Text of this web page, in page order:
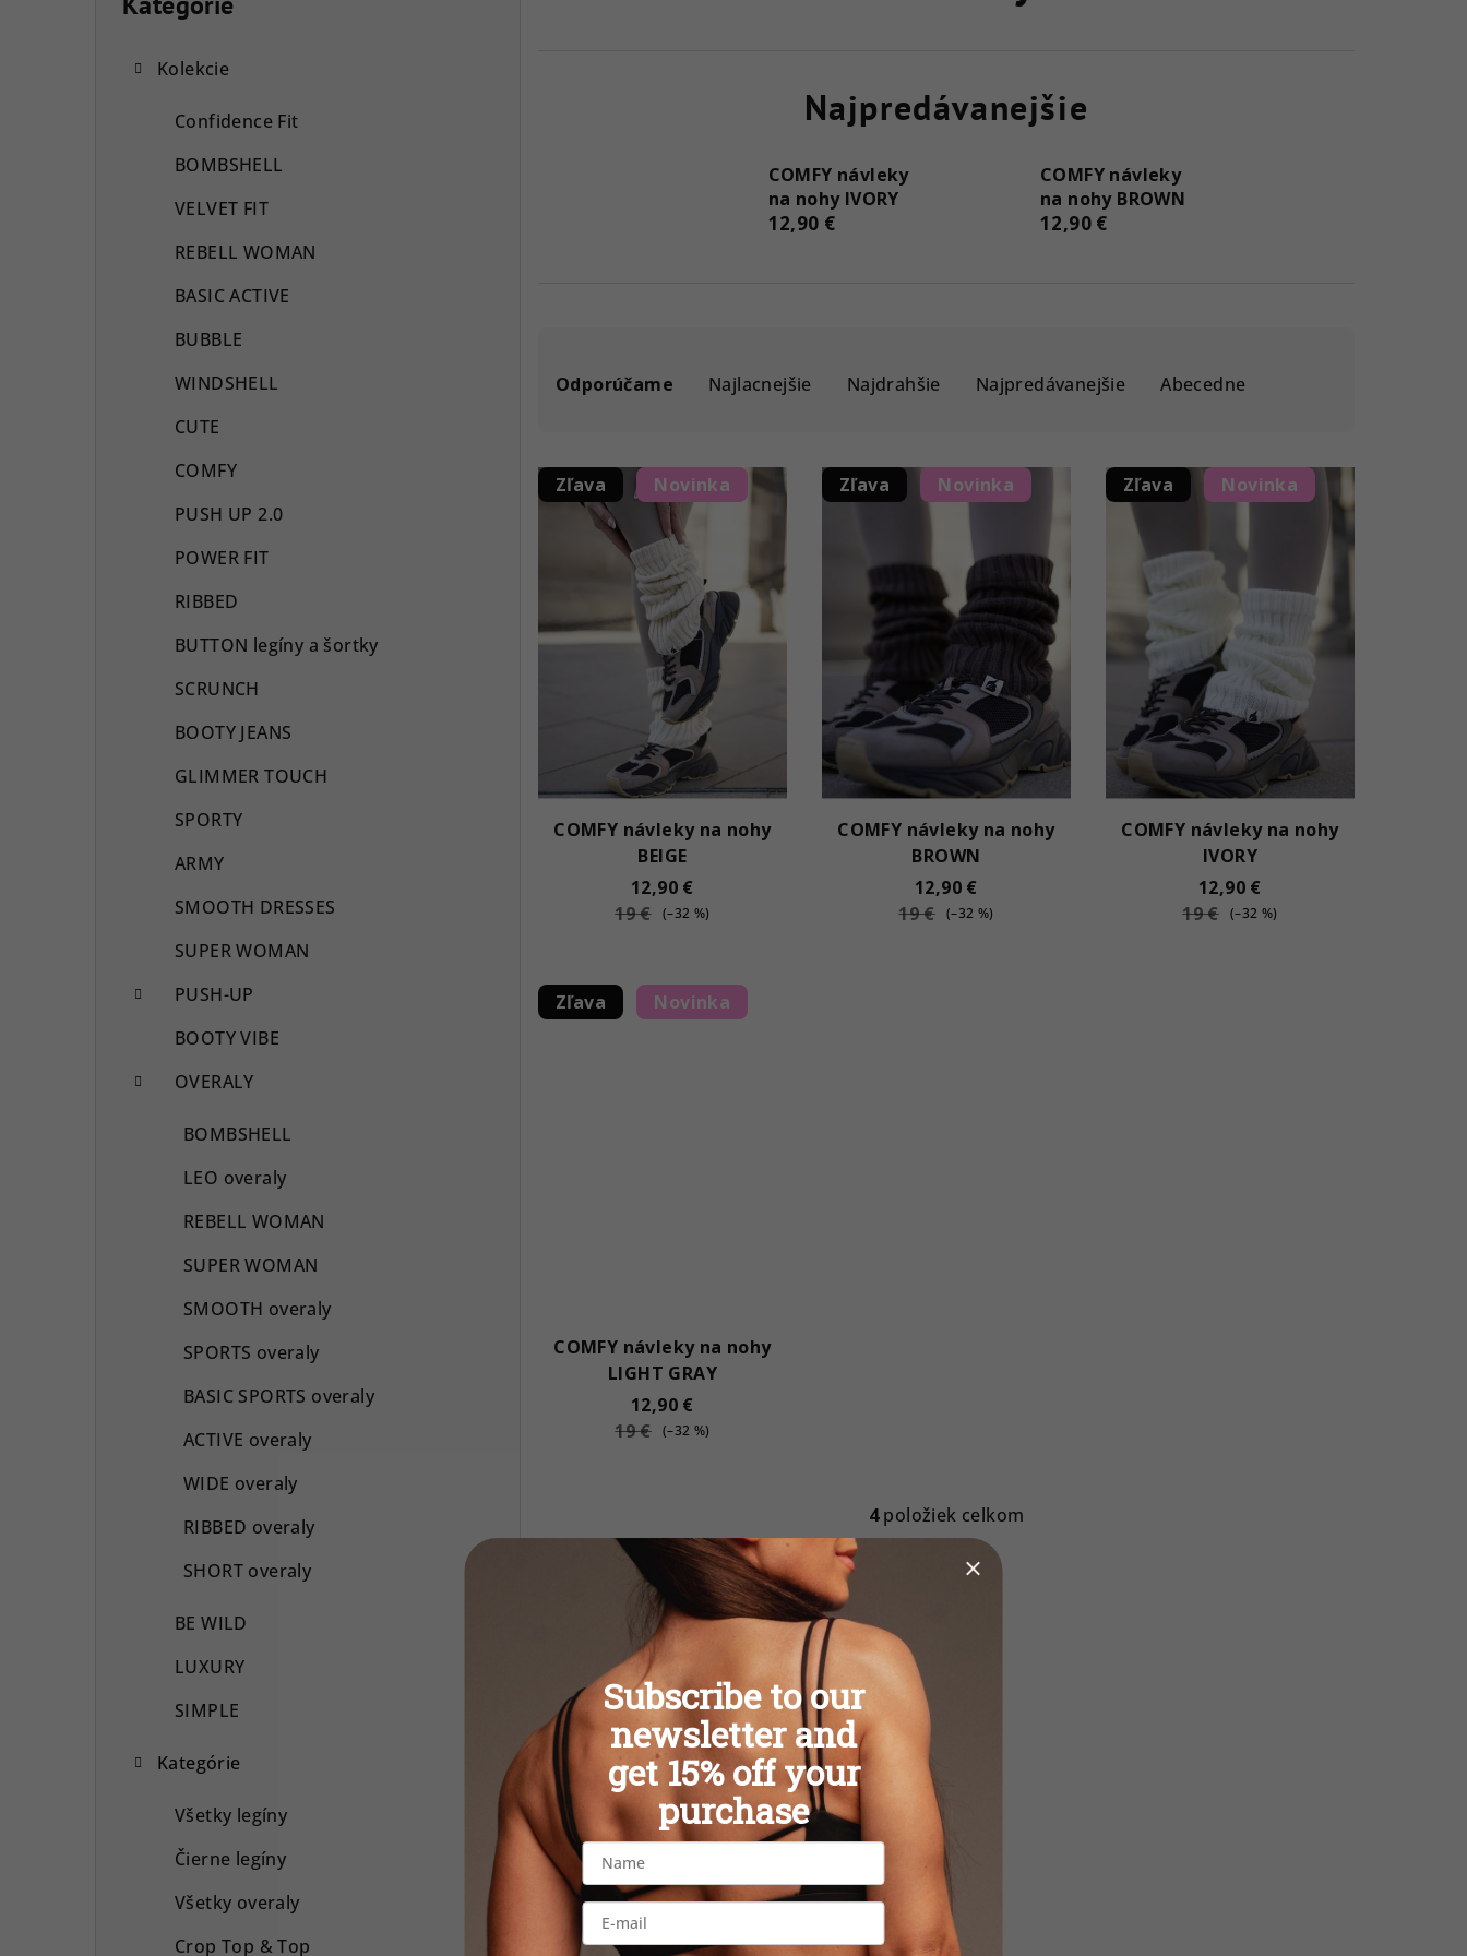
kategórie
Kolekcie
Confidence Fit
BOMBSHELL
VELVET FIT
REBELL WOMAN
BASIC ACTIVE
BUBBLE
WINDSHELL
CUTE
COMFY
PUSH UP 2.0
POWER FIT
RIBBED
BUTTON legíny a šortky
SCRUNCH
BOOTY JEANS
GLIMMER TOUCH
SPORTY
ARMY
SMOOTH DRESSES
SUPER WOMAN
PUSH-UP
BOOTY VIBE
OVERALY
BOMBSHELL
LEO overaly
REBELL WOMAN
SUPER WOMAN
SMOOTH overaly
SPORTS overaly
BASIC SPORTS overaly
ACTIVE overaly
WIDE overaly
RIBBED overaly
SHORT overaly
BE WILD
LUXURY
SIMPLE
Kategórie
Všetky legíny
Čierne legíny
Všetky overaly
Crop Top & Top
Najpredávanejšie
COMFY návleky
na nohy IVORY
12,90 €
COMFY návleky
na nohy BROWN
12,90 €
e
p
u
v
Odporúčame Najlacnejšie Najdrahšie Najpredávanejšie Abecedne
V
ý
s
d
u
v
Zľava Novinka
COMFY návleky na nohy
BEIGE
12,90 €
19 € (–32 %)
Zľava Novinka
COMFY návleky na nohy
BROWN
12,90 €
19 € (–32 %)
Zľava Novinka
COMFY návleky na nohy
IVORY
12,90 €
19 € (–32 %)
Zľava Novinka
COMFY návleky na nohy
LIGHT GRAY
12,90 €
19 € (–32 %)
O
v
k
y
4položiek celkom
Subscribe to our
newsletter and
get 15% off your
purchase